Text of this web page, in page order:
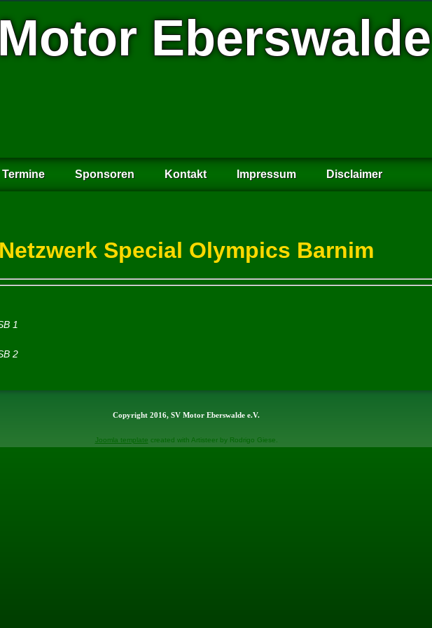
Eberswalde
Termine Sponsoren Kontakt Impressum Disclaimer
Netzwerk Special Olympics Barnim
Copyright 2016, SV Motor Eberswalde e.V.
Joomla template created with Artisteer by Rodrigo Giese.